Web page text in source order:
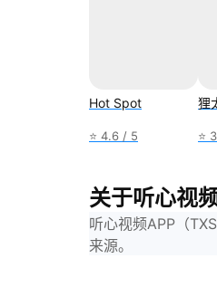
Hot Spot
⭐ 4.6 / 5
狸
⭐
关于听心视
听心视频APP（
来源。